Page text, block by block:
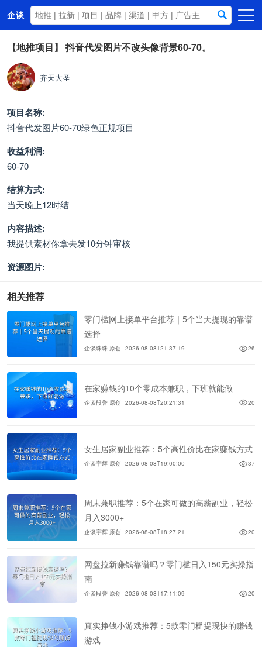
企谈
首页
商务资源
资讯动态
关于我们
【地推项目】 抖音代发图片不改头像背景60-70。
齐天大圣
项目名称:
抖音代发图片60-70绿色正规项目
收益利润:
60-70
结算方式:
当天晚上12时结
内容描述:
我提供素材你拿去发10分钟审核
资源图片:
相关推荐
零门槛网上接单平台推荐｜5个当天提现的靠谱
选择
企谈珠珠 原创 2026-08-08T21:37:19 26
在家赚钱的10个零成本兼职，下班就能做
企谈段誉 原创 2026-08-08T20:21:31 20
女生居家副业推荐：5个高性价比在家赚钱方式
企谈宇辉 原创 2026-08-08T19:00:00 37
周末兼职推荐：5个在家可做的高薪副业，轻松
月入3000+
企谈宇辉 原创 2026-08-08T18:27:21 20
网盘拉新赚钱靠谱吗？零门槛日入150元实操指
南
企谈段誉 原创 2026-08-08T17:11:09 20
真实挣钱小游戏推荐：5款零门槛提现快的赚钱
游戏